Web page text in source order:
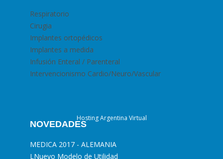
Respiratorio
Cirugia
Implantes ortopédicos
Implantes a medida
Infusión Enteral / Parenteral
Intervencionismo Cardio/Neuro/Vascular
NOVEDADES
MEDICA 2017 - ALEMANIA
LNuevo Modelo de Utilidad
Hosting Argentina Virtual